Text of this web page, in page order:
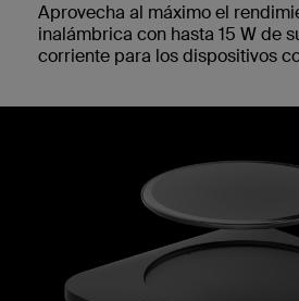
‌Aprovecha al máximo el
inalámbrica con hasta 15 W de
corriente para los dispositivos